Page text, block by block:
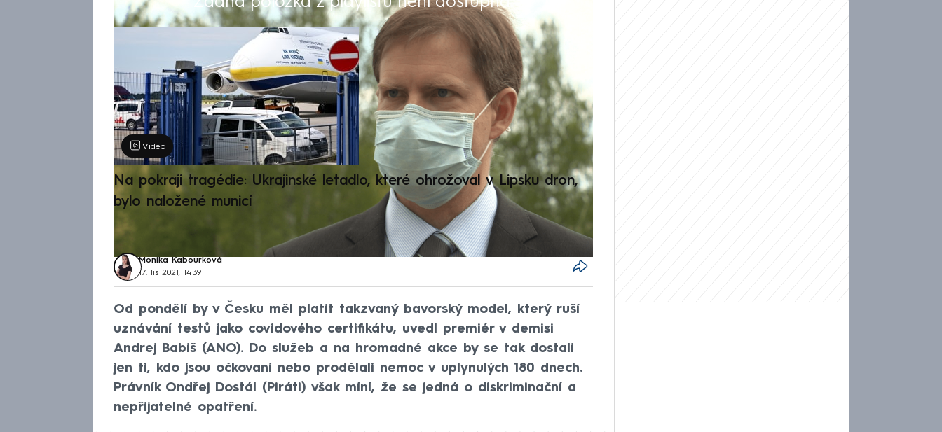
Video
Na pokraji tragédie: Ukrajinské letadlo, které ohrožoval v Lipsku dron,
bylo naložené municí
Monika Kabourková
17. lis 2021, 14:39
Od pondělí by v Česku měl platit takzvaný bavorský model, který ruší
uznávání testů jako covidového certifikátu, uvedl premiér v demisi
Andrej Babiš (ANO). Do služeb a na hromadné akce by se tak dostali
jen ti, kdo jsou očkovaní nebo prodělali nemoc v uplynulých 180 dnech.
Právník Ondřej Dostál (Piráti) však míní, že se jedná o diskriminační a
nepřijatelné opatření.